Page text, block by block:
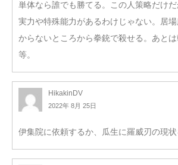
単体なら誰でも勝てる。この人策略だけ
実力や特殊能力があるわけじゃない。居
からないところから拳銃で殺せる。あと
等。
HikakinDV
2022年 8月 25日
伊集院に依頼するか、瓜生に羅威刃の現